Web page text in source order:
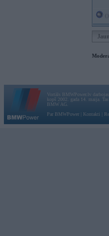
Vortāls BMWPower.lv darbojas
kopš 2002. gada 14. maija.
BMW AG.
Par BMWPower
Kontakti